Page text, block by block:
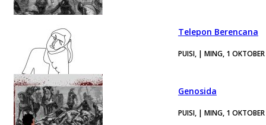
Telepon Berencana
PUISI, | MING, 1
Genosida
PUISI, | MING, 1